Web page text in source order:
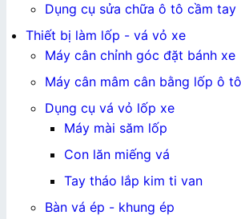
Dụng cụ sửa chữa ô tô cầm tay
Thiết bị làm lốp - vá vỏ xe
Máy cân chỉnh góc đặt bánh xe
Máy cân mâm cân bằng lốp ô tô
Dụng cụ vá vỏ lốp xe
Máy mài săm lốp
Con lăn miếng vá
Tay tháo lắp kim ti van
Bàn vá ép - khung ép